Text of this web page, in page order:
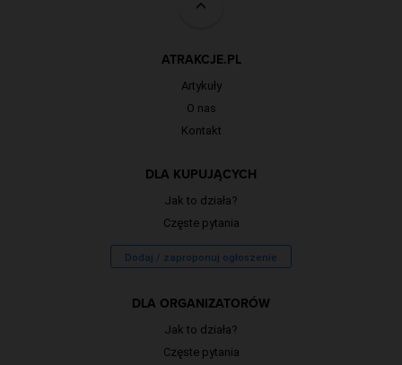
ATRAKCJE.PL
Artykuły
O nas
Kontakt
DLA KUPUJĄCYCH
Jak to działa?
Częste pytania
Dodaj / zaproponuj ogłoszenie
DLA ORGANIZATORÓW
Jak to działa?
Częste pytania